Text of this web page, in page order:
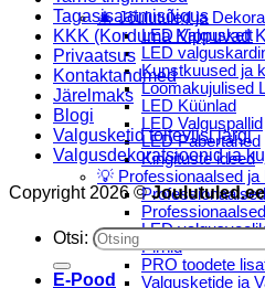
🎄 Jõulutuled ja
LED Valguskett
LED
Kunstkuused ja
Loomakujulised
LED Küünlad
LED Valguspallid
LED Pabertähed
Kingituste ideed
💡 Professionaalsed ja
LED
Pirnid
PRO toodete
Valgusketide ja
Tagasisaatmisõigus
KKK (Korduma Kippuvad
Privaatsus
Kontaktandmed
Järelmaks
Blogi
Valgusketid toiteviisi järgi
Valgusdekoratsioonid ja
Copyright 2026 ©Joulutuled.ee
Otsi:
E-Pood